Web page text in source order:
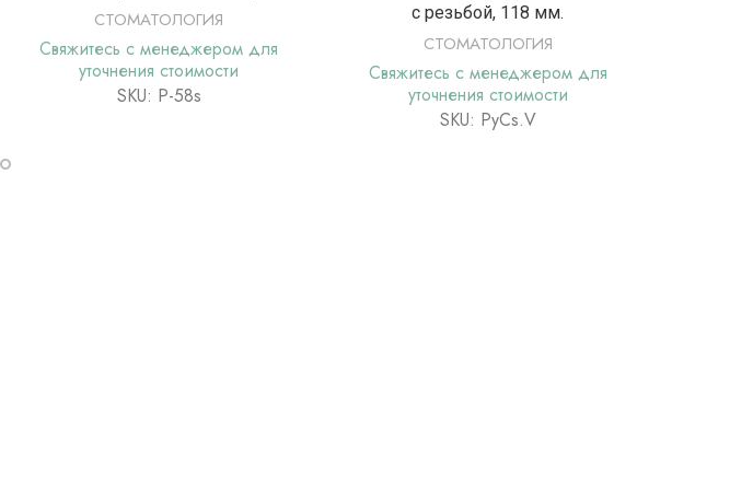
СТОМАТОЛОГИЯ
Свяжитесь с менеджером для
уточнения стоимости
SKU: Р-58s
с резьбой, 118 мм.
СТОМАТОЛОГИЯ
Свяжитесь с менеджером для
уточнения стоимости
SKU: РуСs.V